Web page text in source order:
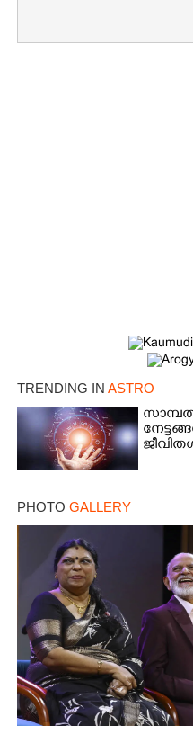
TRENDING IN ASTRO
PHOTO GALLERY